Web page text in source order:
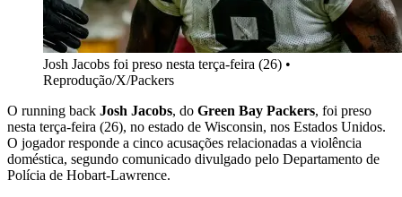
Josh Jacobs foi preso nesta terça-feira (26) •
Reprodução/X/Packers
O running back Josh Jacobs, do Green Bay Packers, foi preso
nesta terça-feira (26), no estado de Wisconsin, nos Estados Unidos.
O jogador responde a cinco acusações relacionadas a violência
doméstica, segundo comunicado divulgado pelo Departamento de
Polícia de Hobart-Lawrence.